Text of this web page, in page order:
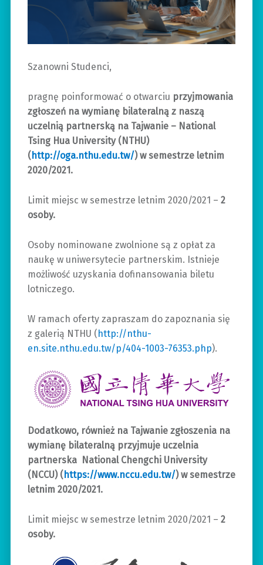
Szanowni Studenci,
pragnę poinformować o otwarciu przyjmowania
zgłoszeń na wymianę bilateralną z naszą
uczelnią partnerską na Tajwanie – National
Tsing Hua University (NTHU)
( http://oga.nthu.edu.tw/) w semestrze letnim
2020/2021.
Limit miejsc w semestrze letnim 2020/2021 – 2
osoby.
Osoby nominowane zwolnione są z opłat za
naukę w uniwersytecie partnerskim. Istnieje
możliwość uzyskania dofinansowania biletu
lotniczego.
W ramach oferty zapraszam do zapoznania się
z galerią NTHU (http://nthu-
en.site.nthu.edu.tw/p/404-1003-76353.php).
Dodatkowo, również na Tajwanie zgłoszenia na
wymianę bilateralną przyjmuje uczelnia
partnerska National Chengchi University
(NCCU) ( https://www.nccu.edu.tw/) w semestrze
letnim 2020/2021.
Limit miejsc w semestrze letnim 2020/2021 – 2
osoby.